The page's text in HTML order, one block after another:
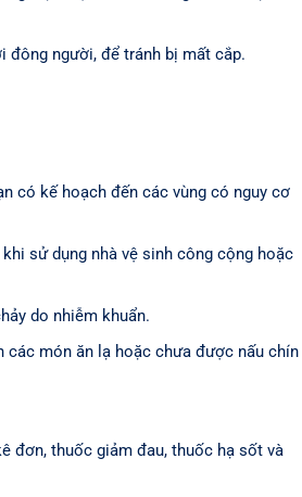
đông người, để tránh bị mất cắp.
có kế hoạch đến các vùng có nguy cơ
sử dụng nhà vệ sinh công cộng hoặc
do nhiễm khuẩn.
món ăn lạ hoặc chưa được nấu chín
đơn, thuốc giảm đau, thuốc hạ sốt và